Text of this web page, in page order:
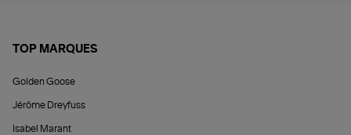
TOP MARQUES
Golden Goose
Jérôme Dreyfuss
Isabel Marant